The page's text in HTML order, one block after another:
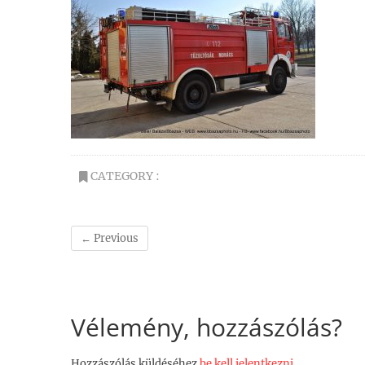
CATEGORY :
← Previous
Vélemény, hozzászólás?